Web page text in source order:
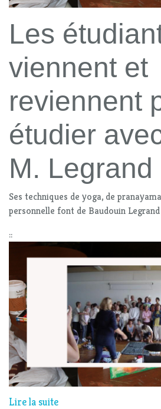
Les
viennent et
reviennent
étudier
M. Legrand
Ses techniques de yoga, de
personnelle font de Baudouin
::
Lire la suite